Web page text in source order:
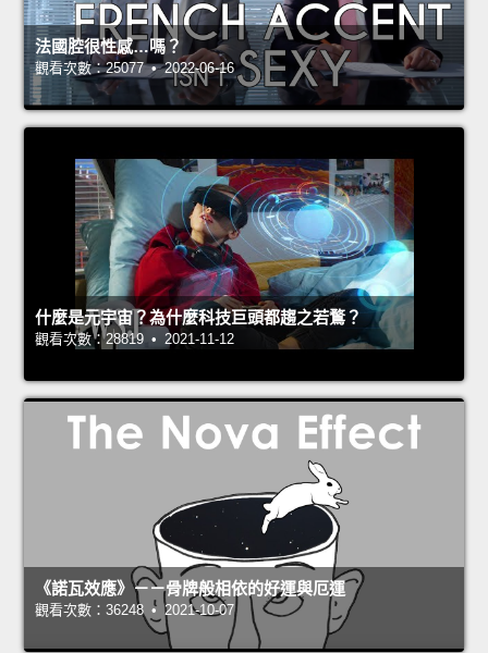
法國腔很性感…嗎？
觀看次數：25077 • 2022-06-16
什麼是元宇宙？為什麼科技巨頭都趨之若鶩？
觀看次數：28819 • 2021-11-12
《諾瓦效應》－－骨牌般相依的好運與厄運
觀看次數：36248 • 2021-10-07